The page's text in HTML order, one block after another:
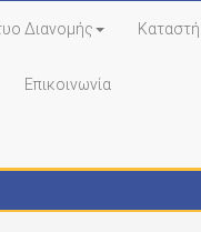
Διανομής
Επικοινωνία